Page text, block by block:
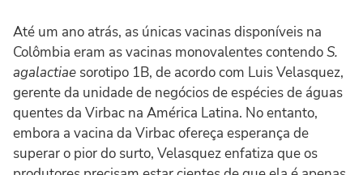
Até um ano atrás, as únicas vacinas disponíveis na
Colômbia eram as vacinas monovalentes contendoS.
agalactiae sorotipo 1B, de acordo com Luis Velasquez,
gerente da unidade de negócios de espécies de águas
quentes da Virbac na América Latina. No entanto,
embora a vacina da Virbac ofereça esperança de
superar o pior do surto, Velasquez enfatiza que os